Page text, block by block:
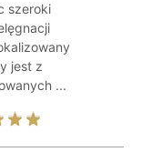
szeroki
jest z
...